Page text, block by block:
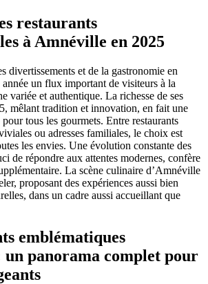
restaurants
à Amnéville en 2025
divertissements et de la gastronomie en
un flux important de visiteurs à la
variée et authentique. La richesse de ses
mêlant tradition et innovation, en fait une
tous les gourmets. Entre restaurants
ou adresses familiales, le choix est
les envies. Une évolution constante des
de répondre aux attentes modernes, confère
La scène culinaire d’Amnéville
proposant des expériences aussi bien
dans un cadre aussi accueillant que
emblématiques
un panorama complet pour